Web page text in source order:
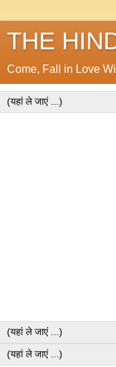
THE
Come, Fall in Love